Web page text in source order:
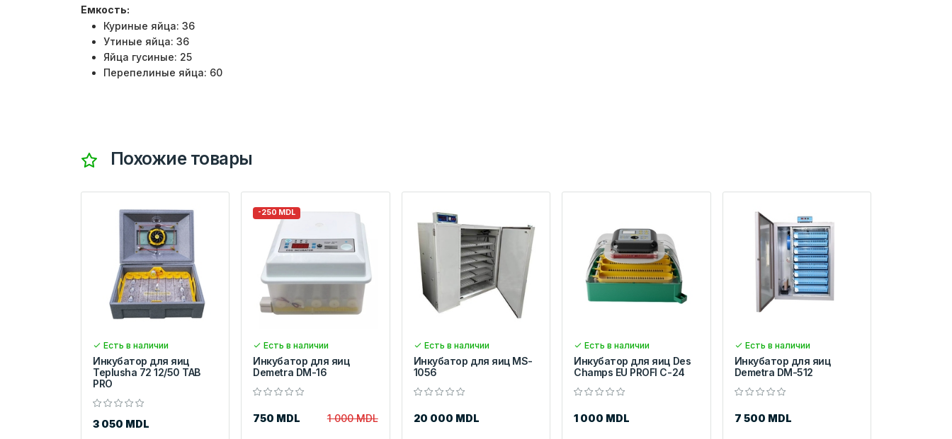
Емкость:
Куриные яйца: 36
Утиные яйца: 36
Яйца гусиные: 25
Перепелиные яйца: 60
Похожие товары
Есть в наличии
Инкубатор для яиц
Teplusha 72 12/50 TAB
PRO
3 050 MDL
-250 MDL
Есть в наличии
Инкубатор для яиц
Demetra DM-16
750 MDL 1 000 MDL
Есть в наличии
Инкубатор для яиц MS-
1056
20 000 MDL
Есть в наличии
Инкубатор для яиц Des
Champs EU PROFI C-24
1 000 MDL
Есть в наличии
Инкубатор для яиц
Demetra DM-512
7 500 MDL